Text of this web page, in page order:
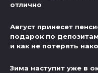
отлично
Август принесет
подарок по
и как не потерять
Зима наступит уже в